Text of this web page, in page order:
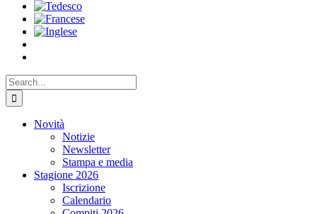
Search
for:
Novità
Notizie
Newsletter
Stampa e media
Stagione 2026
Iscrizione
Calendario